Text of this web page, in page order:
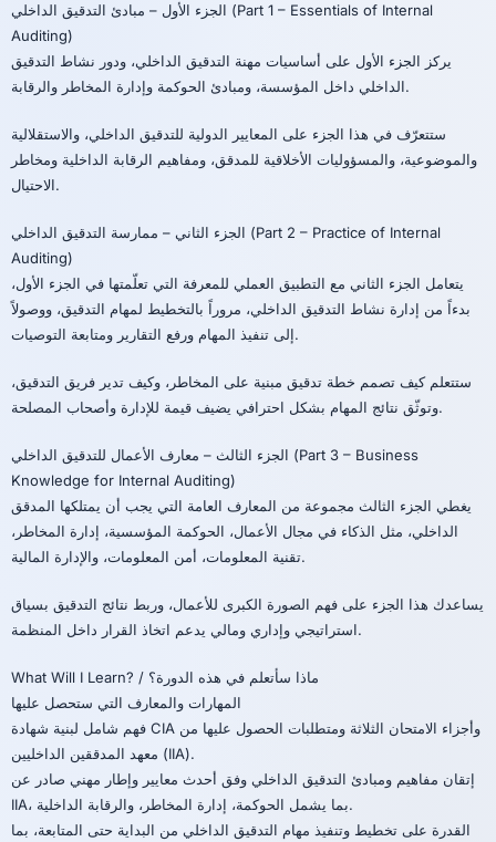
الجزء الأول – مبادئ التدقيق الداخلي (Part 1 – Essentials of Internal
Auditing)
يركز الجزء الأول على أساسيات مهنة التدقيق الداخلي، ودور نشاط التدقيق
الداخلي داخل المؤسسة، ومبادئ الحوكمة وإدارة المخاطر والرقابة.
ستتعرّف في هذا الجزء على المعايير الدولية للتدقيق الداخلي، والاستقلالية
والموضوعية، والمسؤوليات الأخلاقية للمدقق، ومفاهيم الرقابة الداخلية ومخاطر
الاحتيال.
الجزء الثاني – ممارسة التدقيق الداخلي (Part 2 – Practice of Internal
Auditing)
يتعامل الجزء الثاني مع التطبيق العملي للمعرفة التي تعلّمتها في الجزء الأول،
بدءاً من إدارة نشاط التدقيق الداخلي، مروراً بالتخطيط لمهام التدقيق، ووصولاً
إلى تنفيذ المهام ورفع التقارير ومتابعة التوصيات.
ستتعلم كيف تصمم خطة تدقيق مبنية على المخاطر، وكيف تدير فريق التدقيق،
وتوثّق نتائج المهام بشكل احترافي يضيف قيمة للإدارة وأصحاب المصلحة.
الجزء الثالث – معارف الأعمال للتدقيق الداخلي (Part 3 – Business
Knowledge for Internal Auditing)
يغطي الجزء الثالث مجموعة من المعارف العامة التي يجب أن يمتلكها المدقق
الداخلي، مثل الذكاء في مجال الأعمال، الحوكمة المؤسسية، إدارة المخاطر،
تقنية المعلومات، أمن المعلومات، والإدارة المالية.
يساعدك هذا الجزء على فهم الصورة الكبرى للأعمال، وربط نتائج التدقيق بسياق
استراتيجي وإداري ومالي يدعم اتخاذ القرار داخل المنظمة.
What Will I Learn? / ماذا سأتعلم في هذه الدورة؟
المهارات والمعارف التي ستحصل عليها
فهم شامل لبنية شهادة CIA وأجزاء الامتحان الثلاثة ومتطلبات الحصول عليها من
معهد المدققين الداخليين (IIA).
إتقان مفاهيم ومبادئ التدقيق الداخلي وفق أحدث معايير وإطار مهني صادر عن
IIA، بما يشمل الحوكمة، إدارة المخاطر، والرقابة الداخلية.
القدرة على تخطيط وتنفيذ مهام التدقيق الداخلي من البداية حتى المتابعة، بما